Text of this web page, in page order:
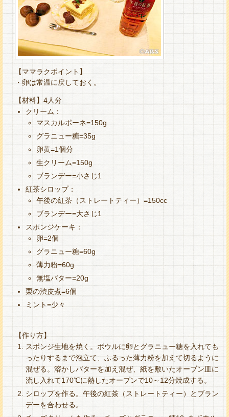
【ママラクポイント】
・卵は常温に戻しておく。
【材料】4人分
クリーム：
マスカルポーネ=150g
グラニュー糖=35g
卵黄=1個分
生クリーム=150g
ブランデー=小さじ1
紅茶シロップ：
午後の紅茶（ストレートティー）=150cc
ブランデー=大さじ1
スポンジケーキ：
卵=2個
グラニュー糖=60g
薄力粉=60g
無塩バター=20g
栗の渋皮煮=6個
ミント=少々
【作り方】
スポンジ生地を焼く。ボウルに卵とグラニュー糖を入れても
ったりするまで泡立て、ふるった薄力粉を加えて切るように
混ぜる。溶かしバターを加え混ぜ、紙を敷いたオーブン皿に
流し入れて170℃に熱したオーブンで10～12分焼成する。
シロップを作る。午後の紅茶（ストレートティー）とブラン
デーを合わせる。